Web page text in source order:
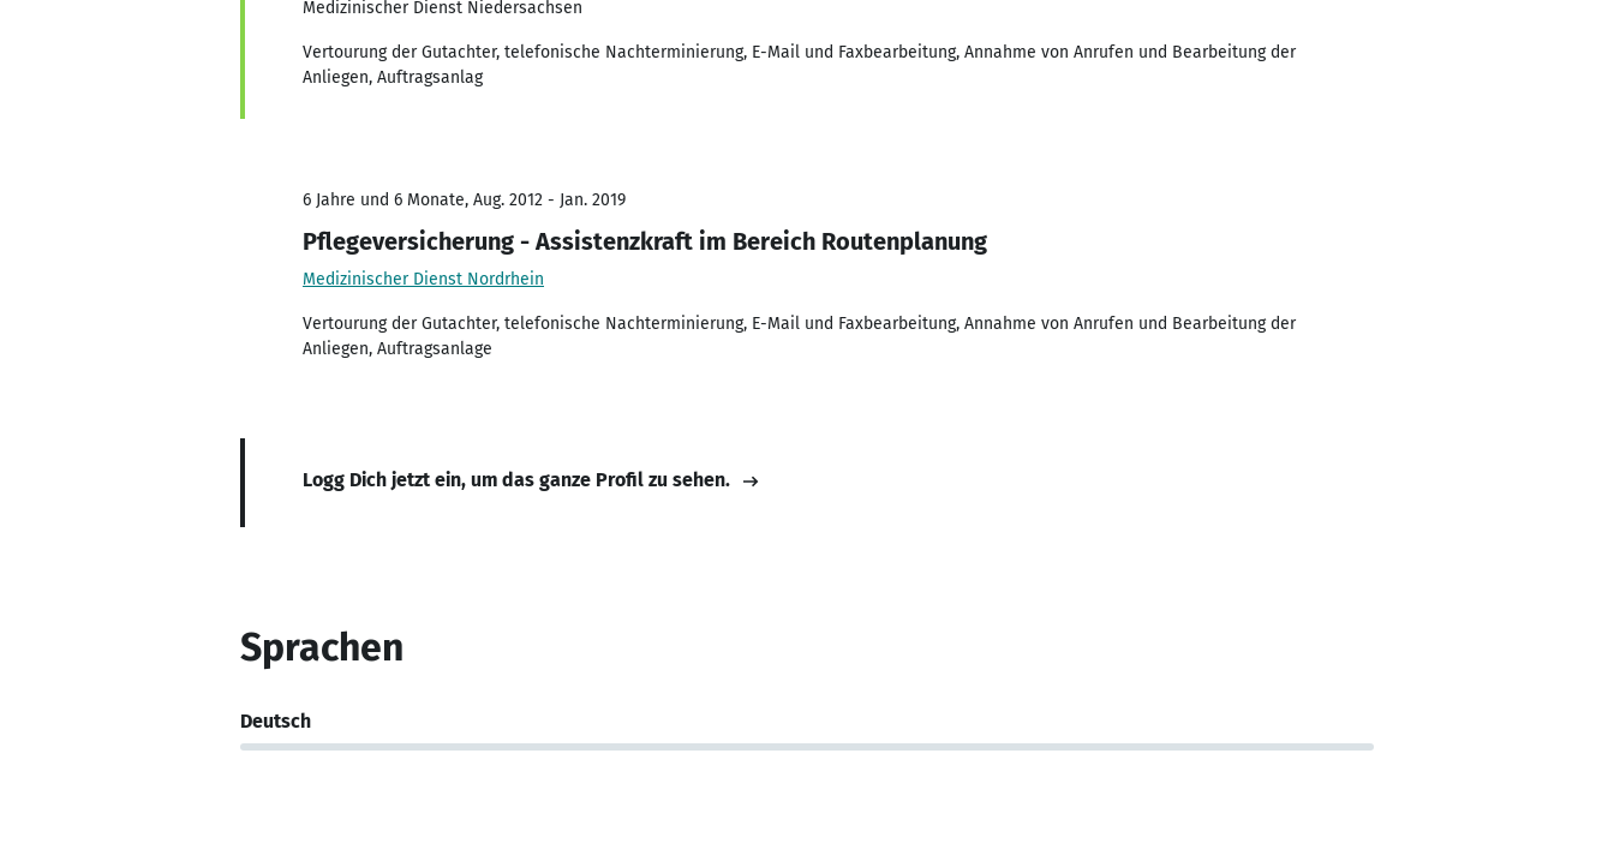
Medizinischer Dienst Niedersachsen
Vertourung der Gutachter, telefonische Nachterminierung, E-Mail und Faxbearbeitung, Annahme von Anrufen und Bearbeitung der
Anliegen, Auftragsanlag
6 Jahre und 6 Monate, Aug. 2012 - Jan. 2019
Pflegeversicherung - Assistenzkraft im Bereich Routenplanung
Medizinischer Dienst Nordrhein
Vertourung der Gutachter, telefonische Nachterminierung, E-Mail und Faxbearbeitung, Annahme von Anrufen und Bearbeitung der
Anliegen, Auftragsanlage
Logg Dich jetzt ein, um das ganze Profil zu sehen.
Sprachen
Deutsch